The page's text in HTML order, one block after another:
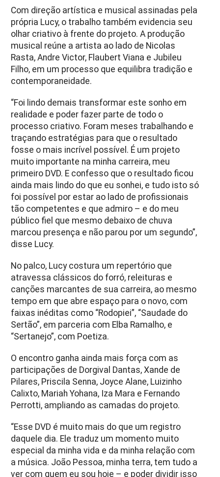
Com direção artística e musical assinadas pela
própria Lucy, o trabalho também evidencia seu
olhar criativo à frente do projeto. A produção
musical reúne a artista ao lado de Nicolas
Rasta, Andre Victor, Flaubert Viana e Jubileu
Filho, em um processo que equilibra tradição e
contemporaneidade.
“Foi lindo demais transformar este sonho em
realidade e poder fazer parte de todo o
processo criativo. Foram meses trabalhando e
traçando estratégias para que o resultado
fosse o mais incrível possível. É um projeto
muito importante na minha carreira, meu
primeiro DVD. E confesso que o resultado ficou
ainda mais lindo do que eu sonhei, e tudo isto só
foi possível por estar ao lado de profissionais
tão competentes e que admiro – e do meu
público fiel que mesmo debaixo de chuva
marcou presença e não parou por um segundo”,
disse Lucy.
No palco, Lucy costura um repertório que
atravessa clássicos do forró, releituras e
canções marcantes de sua carreira, ao mesmo
tempo em que abre espaço para o novo, com
faixas inéditas como “Rodopiei”, “Saudade do
Sertão”, em parceria com Elba Ramalho, e
“Sertanejo”, com Poetiza.
O encontro ganha ainda mais força com as
participações de Dorgival Dantas, Xande de
Pilares, Priscila Senna, Joyce Alane, Luizinho
Calixto, Mariah Yohana, Iza Mara e Fernando
Perrotti, ampliando as camadas do projeto.
“Esse DVD é muito mais do que um registro
daquele dia. Ele traduz um momento muito
especial da minha vida e da minha relação com
a música. João Pessoa, minha terra, tem tudo a
ver com quem eu sou hoje – e poder dividir isso